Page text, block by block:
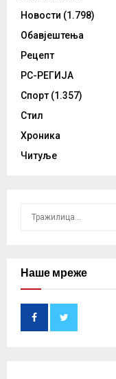
Новости (1.798)
Обавјештења
Рецепт
РС-РЕГИЈА
Спорт (1.357)
Стил
Хроника
Читуље
cНаше мреже